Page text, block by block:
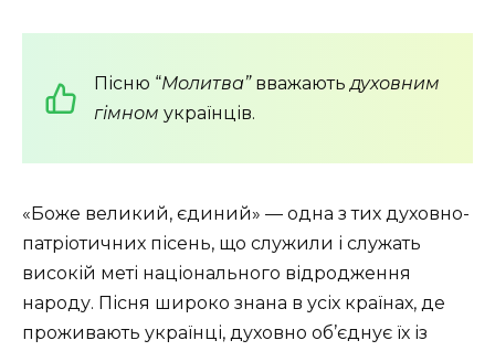
Пісню “Молитва”вважаютьдуховним
гімном українців.
«Боже великий, єдиний» — одна з тих духовно-
патріотичних пісень, що служили і служать
високій меті національного відродження
народу. Пісня широко знана в усіх країнах, де
проживають українці, духовно об’єднує їх із